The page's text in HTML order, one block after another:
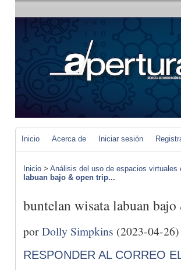
Inicio Acerca de Iniciar sesión
Inicio > Análisis del uso de espacios virtuales
labuan bajo & open trip...
buntelan wisata labuan
porDolly Simpkins (2023-04-26)
RESPONDER AL CORREO